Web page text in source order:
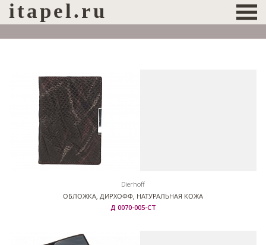
itapel.ru
Dierhoff
ОБЛОЖКА, ДИРХОФФ, НАТУРАЛЬНАЯ КОЖА
Д 0070-005-СТ